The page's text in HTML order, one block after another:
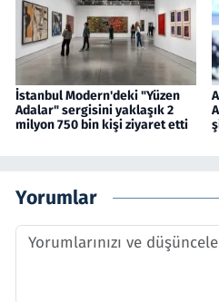
İstanbul Modern'deki "Yüzen
Adalar" sergisini yaklaşık 2
milyon 750 bin kişi ziyaret etti
Yorumlar